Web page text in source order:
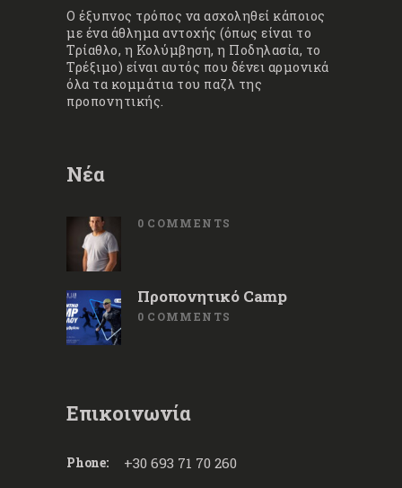
Ο έξυπνος τρόπος να ασχοληθεί κάποιος
με ένα άθλημα αντοχής (όπως είναι το
Τρίαθλο, η Κολύμβηση, η Ποδηλασία, το
Τρέξιμο) είναι αυτός που δένει αρμονικά
όλα τα κομμάτια του παζλ της
προπονητικής.
Νέα
0 COMMENTS
Προπονητικό Camp
0 COMMENTS
Επικοινωνία
Phone: +30 693 71 70 260